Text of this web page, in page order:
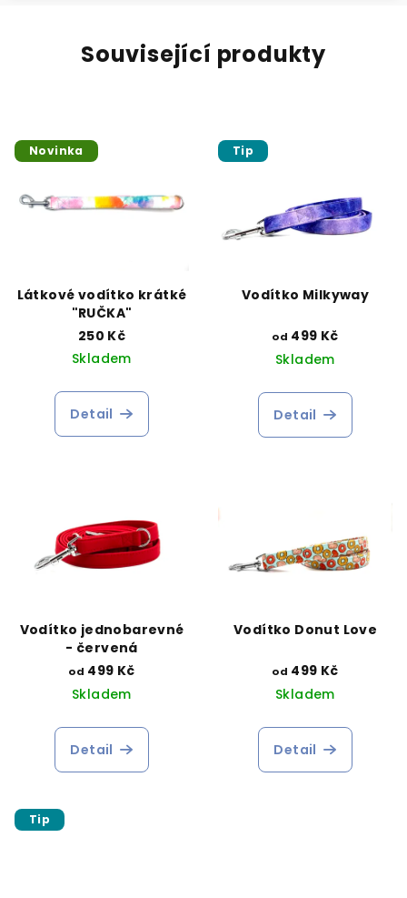
Související produkty
Novinka
Látkové vodítko krátké
"RUČKA"
250 Kč
Skladem
Detail
Tip
Vodítko Milkyway
od 499 Kč
Skladem
Detail
Vodítko jednobarevné
- červená
od 499 Kč
Skladem
Detail
Vodítko Donut Love
od 499 Kč
Skladem
Detail
Tip